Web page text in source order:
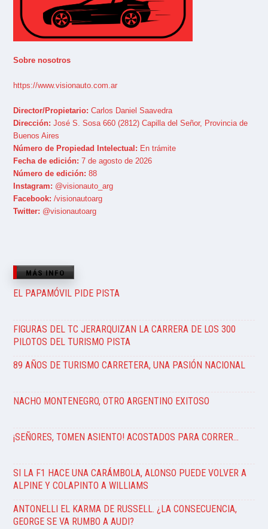
Sobre nosotros
https://www.visionauto.com.ar
Director/Propietario: Carlos Daniel Saavedra
Dirección: José S. Sosa 660 (2812) Capilla del Señor, Provincia de
Buenos Aires
Número de Propiedad Intelectual: En trámite
Fecha de edición: 7 de agosto de 2026
Número de edición: 88
Instagram: @visionauto_arg
Facebook: /visionautoarg
Twitter: @visionautoarg
MÁS INFO
EL PAPAMÓVIL PIDE PISTA
FIGURAS DEL TC JERARQUIZAN LA CARRERA DE LOS 300
PILOTOS DEL TURISMO PISTA
89 AÑOS DE TURISMO CARRETERA, UNA PASIÓN NACIONAL
NACHO MONTENEGRO, OTRO ARGENTINO EXITOSO
¡SEÑORES, TOMEN ASIENTO! ACOSTADOS PARA CORRER…
SI LA F1 HACE UNA CARÁMBOLA, ALONSO PUEDE VOLVER A
ALPINE Y COLAPINTO A WILLIAMS
ANTONELLI EL KARMA DE RUSSELL. ¿LA CONSECUENCIA,
GEORGE SE VA RUMBO A AUDI?